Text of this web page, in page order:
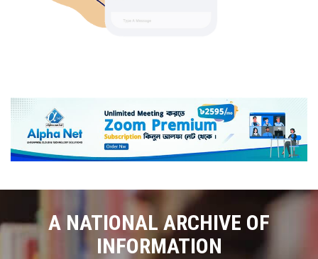
A NATIONAL ARCHIVE OF
INFORMATION